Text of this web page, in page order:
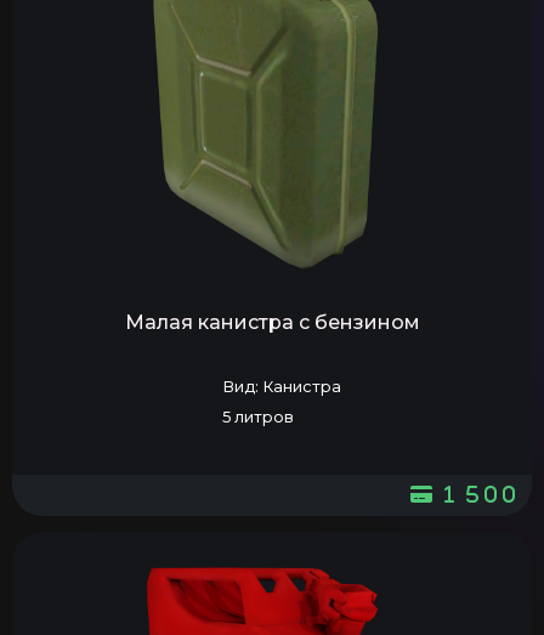
Малая канистра с бензином
Вид: Канистра
5 литров
1 500